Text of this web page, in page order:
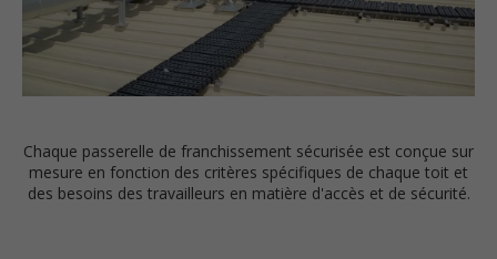
Chaque passerelle de franchissement sécurisée est conçue sur
mesure en fonction des critères spécifiques de chaque toit et
des besoins des travailleurs en matière d'accès et de sécurité.